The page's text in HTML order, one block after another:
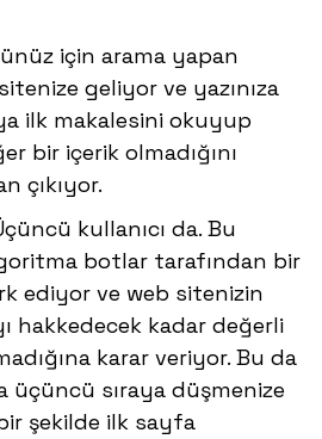
için arama yapan
geliyor ve yazınıza
ilk makalesini okuyup
bir içerik olmadığını
çıkıyor.
kullanıcı da. Bu
botlar tarafından bir
ediyor ve web sitenizin
hakkedecek kadar değerli
karar veriyor. Bu da
üçüncü sıraya düşmenize
şekilde ilk sayfa